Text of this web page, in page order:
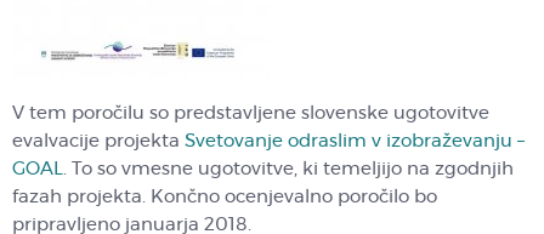
V tem poročilu so predstavljene slovenske ugotovitve
evalvacije projekta Svetovanje odraslim v izobraževanju –
GOAL. To so vmesne ugotovitve, ki temeljijo na zgodnjih
fazah projekta. Končno ocenjevalno poročilo bo
pripravljeno januarja 2018.